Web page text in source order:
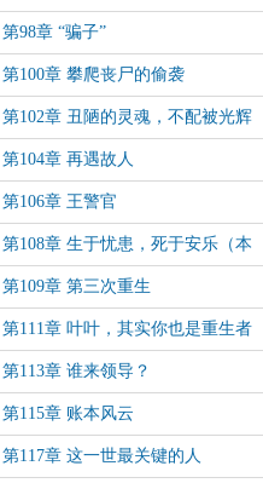
第98章 “骗子”
第100章 攀爬丧尸的偷袭
第102章 丑陋的灵魂，不配被光辉
庇护
第104章 再遇故人
第106章 王警官
第108章 生于忧患，死于安乐（本
卷完）
第109章 第三次重生
第111章 叶叶，其实你也是重生者
对吧？
第113章 谁来领导？
第115章 账本风云
第117章 这一世最关键的人